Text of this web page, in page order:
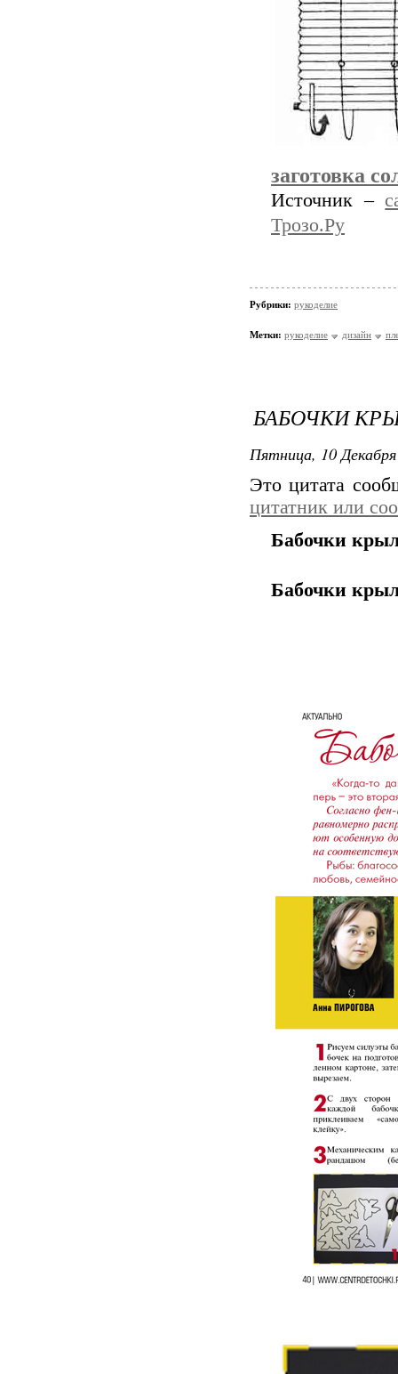
заготовка
Источник –
Трозо.Ру
Рубрики: рукоделие
Метки: рукоделие дизайн
БАБОЧКИ
Пятница, 10
Это цитата
цитатник или
Бабочки
Бабочки